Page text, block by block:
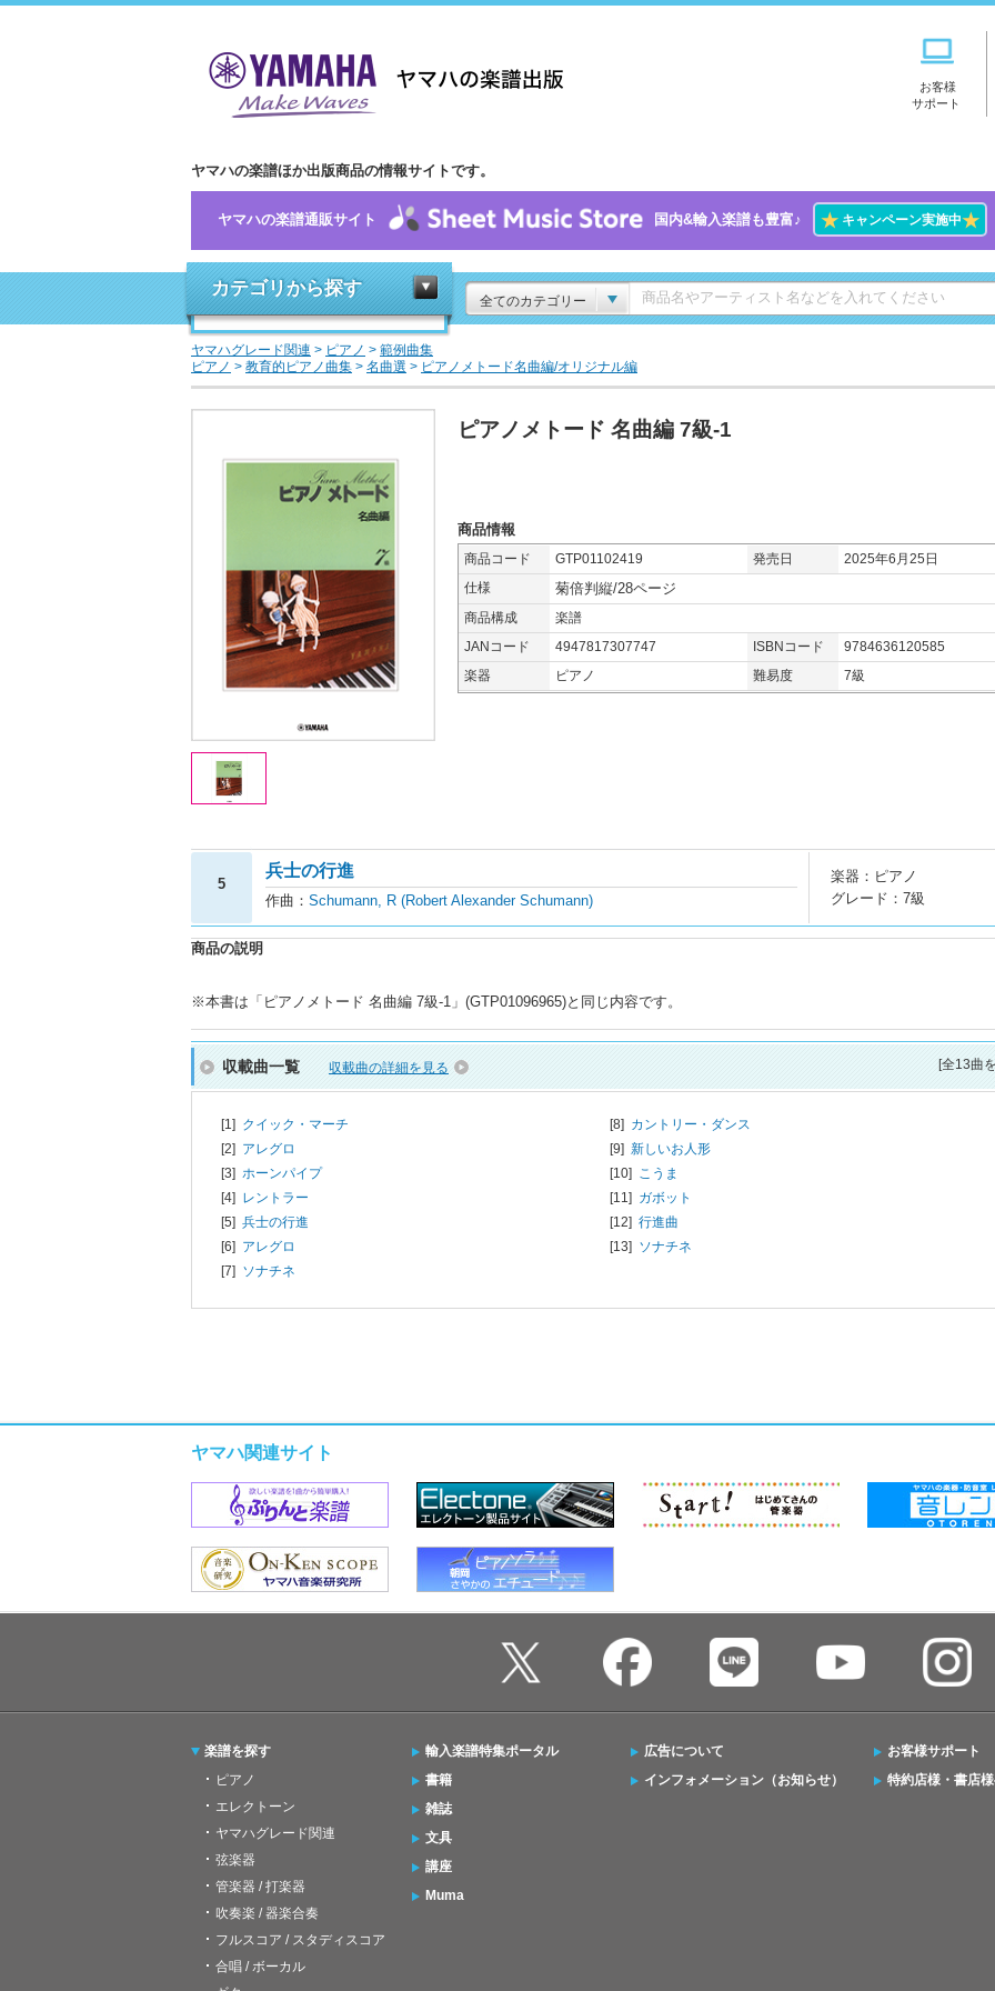
お客様
サポート
ヤマハの楽譜ほか出版商品の情報サイトです。
ヤマハの楽譜通販サイト 国内&輸入楽譜も豊富♪ ★キャンペーン実施中★
カテゴリから探す
全てのカテゴリー
ヤマハグレード関連 > ピアノ > 範例曲集
ピアノ > 教育的ピアノ曲集 > 名曲選 > ピアノメトード名曲編/オリジナル編
ピアノメトード 名曲編 7級-1
商品情報
商品コード GTP01102419 発売日
2025年6月25日
仕様
菊倍判縦/28ページ
商品構成
楽譜
JANコード
4947817307747 ISBNコード
9784636120585
楽器
ピアノ 難易度 7級
5
兵士の行進
作曲： Schumann, R (Robert Alexander Schumann)
楽器：ピアノ
グレード：7級
商品の説明
※本書は「ピアノメトード 名曲編 7級-1」(GTP01096965)と同じ内容です。
収載曲一覧 収載曲の詳細を見る [全13曲
[1] クイック・マーチ
[2] アレグロ
[3] ホーンパイプ
[4] レントラー
[5] 兵士の行進
[6] アレグロ
[7] ソナチネ
[8] カントリー・ダンス
[9] 新しいお人形
[10] こうま
[11] ガボット
[12] 行進曲
[13] ソナチネ
ヤマハ関連サイト
楽譜を探す
ピアノ
エレクトーン
ヤマハグレード関連
弦楽器
管楽器 / 打楽器
吹奏楽 / 器楽合奏
フルスコア / スタディスコア
合唱 / ボーカル
輸入楽譜特集ポータル
書籍
雑誌
文具
講座
Muma
広告について
インフォメーション（お知らせ）
お客様サポート
特約店様・書店